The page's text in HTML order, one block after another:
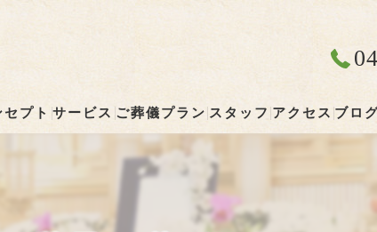
セプト
田の葬儀･やすらぎ葬祭 清雲の口コミ情報
田の葬儀･やすらぎ葬祭 清雲の評判
サービス ご葬儀プラン スタッフ アクセス ブロ